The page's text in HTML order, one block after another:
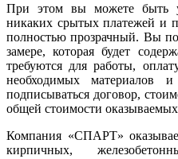
При этом вы можете быть
никаких срытых платежей и
полностью прозрачный. Вы
замере, которая будет
требуются для работы,
необходимых материалов
подписываться договор,
общей стоимости оказываемых
Компания «СПАРТ»
кирпичных,